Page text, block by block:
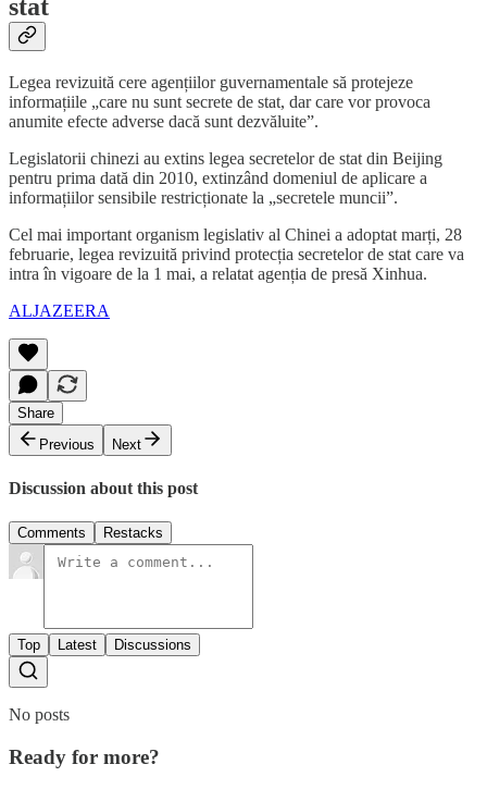
stat
Legea revizuită cere agențiilor guvernamentale să protejeze
informațiile „care nu sunt secrete de stat, dar care vor provoca
anumite efecte adverse dacă sunt dezvăluite”.
Legislatorii chinezi au extins legea secretelor de stat din Beijing
pentru prima dată din 2010, extinzând domeniul de aplicare a
informațiilor sensibile restricționate la „secretele muncii”.
Cel mai important organism legislativ al Chinei a adoptat marți, 28
februarie, legea revizuită privind protecția secretelor de stat care va
intra în vigoare de la 1 mai, a relatat agenția de presă Xinhua.
ALJAZEERA
Share
Previous
Next
Discussion about this post
Comments Restacks
Top Latest Discussions
No posts
Ready for more?